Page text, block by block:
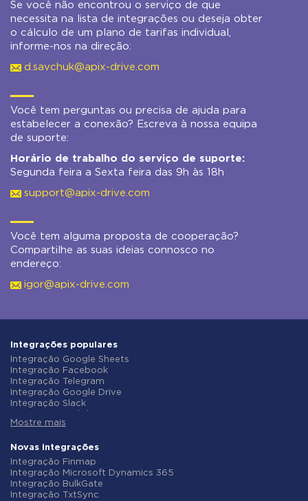
Se você não encontrou o serviço de que
necessita na lista de integrações ou deseja obter
o cálculo de um plano de tarifas individual,
informe-nos na direção:
d.savchuk@apix-drive.com
Você tem perguntas ou precisa de ajuda para
estabelecer a conexão? Escreva à nossa equipa
de suporte:
Horário de trabalho do serviço de suporte:
Segunda feira a Sexta feira das 9h às 18h
support@apix-drive.com
Você tem alguma proposta de cooperação?
Compartilhe as suas ideias connosco no
endereço:
igor@apix-drive.com
Integrações populares
Integração Google Sheets
Integração Facebook
Integração Telegram
Integração Google Drive
Integração Slack
Integração Gmail
Integração ClickUp
Integração Airtable
Integração Google Contacts
Integração OpenAI (ChatGPT)
Integração Instagram
Mostre mais
Novas integrações
Integração Finmap
Integração Microsoft Dynamics 365
Integração BulkGate
Integração TxtSync